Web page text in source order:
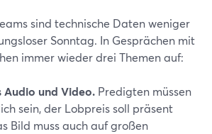
sind technische Daten weniger
Sonntag. In Gesprächen mit
immer wieder drei Themen auf:
Audio und Video.Predigten müssen
sein, der Lobpreis soll präsent
Bild muss auch auf großen